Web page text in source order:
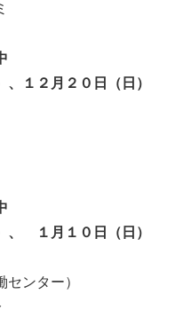
１２月２０日（日）
１月１０日（日）
ンター）